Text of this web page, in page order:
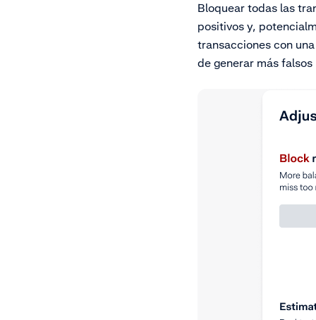
Bloquear todas las
positivos y,
transacciones con
de generar más